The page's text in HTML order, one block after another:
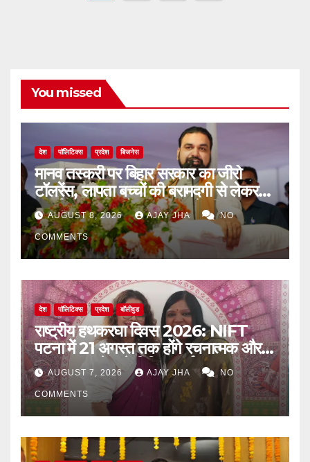
You missed
देश पॉलिटिक्स प्रदेश बिजनेस
मानव तस्करी पर बिहार सरकार का जीरो
टॉलरेंस, लापता बच्चों की बरामदगी से लेकर
पुनर्वास तक पर जोर: सम्राट चौधरी
AUGUST 8, 2026 AJAY JHA NO
COMMENTS
देश पॉलिटिक्स प्रदेश बॉलीवुड
राष्ट्रीय हथकरघा दिवस 2026: NIFT
पटना में 21 अगस्त तक होंगे रचनात्मक और
जागरूकता से जुड़े विविध कार्यक्रम
AUGUST 7, 2026 AJAY JHA NO
COMMENTS